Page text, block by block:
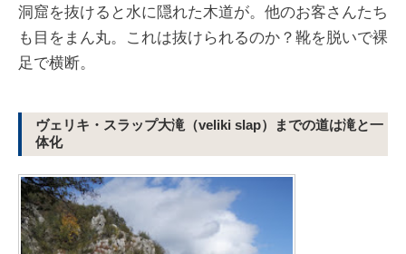
洞窟を抜けると水に隠れた木道が。他のお客さんたち
も目をまん丸。これは抜けられるのか？靴を脱いで裸
足で横断。
ヴェリキ・スラップ大滝（veliki slap）までの道は滝と一
体化